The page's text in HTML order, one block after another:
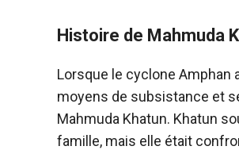
Histoire de Mahmuda
Lorsque le cyclone Amphan
moyens de subsistance et
Mahmuda Khatun. Khatun
famille, mais elle était